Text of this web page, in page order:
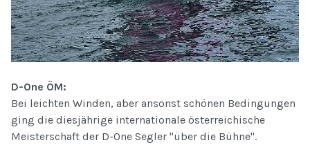
D-One ÖM:
Bei leichten Winden, aber ansonst schönen Bedingungen
ging die diesjährige internationale österreichische
Meisterschaft der D-One Segler "über die Bühne".